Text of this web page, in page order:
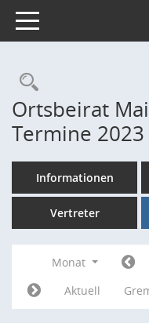
Toggle navigation
Ortsbeirat
Termine 2023
Informationen
Vertreter
Monat
Aktuell